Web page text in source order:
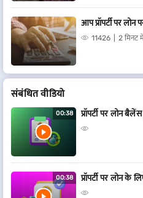
आप प्रॉपर्टी पर
11426 2 मिनट
संबं​धित वीडियो
00:38 प्रॉपर्टी पर लोन
00:38 प्रॉपर्टी पर लोन के